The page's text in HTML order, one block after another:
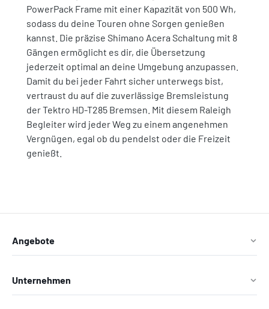
PowerPack Frame mit einer Kapazität von 500 Wh,
sodass du deine Touren ohne Sorgen genießen
kannst. Die präzise Shimano Acera Schaltung mit 8
Gängen ermöglicht es dir, die Übersetzung
jederzeit optimal an deine Umgebung anzupassen.
Damit du bei jeder Fahrt sicher unterwegs bist,
vertraust du auf die zuverlässige Bremsleistung
der Tektro HD-T285 Bremsen. Mit diesem Raleigh
Begleiter wird jeder Weg zu einem angenehmen
Vergnügen, egal ob du pendelst oder die Freizeit
genießt.
Angebote
Unternehmen